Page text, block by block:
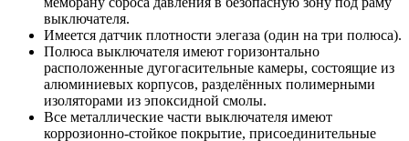
выключателя.
Имеется датчик плотности элегаза (один на три полюса).
Полюса выключателя имеют горизонтально
расположенные дугогасительные камеры, состоящие из
алюминиевых корпусов, разделённых полимерными
изоляторами из эпоксидной смолы.
Все металлические части выключателя имеют
коррозионно-стойкое покрытие, присоединительные